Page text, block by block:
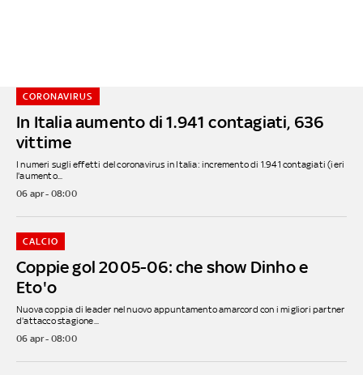
In Italia aumento di 1.941 contagiati, 636
vittime
CORONAVIRUS
I numeri sugli effetti del coronavirus in Italia: incremento di 1.941 contagiati (ieri
l'aumento...
06 apr - 08:00
Coppie gol 2005-06: che show Dinho e
Eto'o
CALCIO
Nuova coppia di leader nel nuovo appuntamento amarcord con i migliori partner
d'attacco stagione...
06 apr - 08:00